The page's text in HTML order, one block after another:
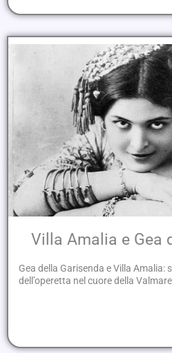
Villa Amalia e Gea
Gea della Garisenda e Villa Amalia:
dell’operetta nel cuore della